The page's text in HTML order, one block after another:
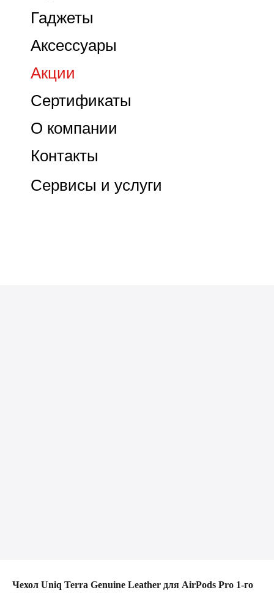
Контакты
О компании
Сертификаты
Акции
Аксессуары
Гаджеты
Сервисы и услуги
Чехол Uniq Terra Genuine Leather для AirPods Pro 1-го